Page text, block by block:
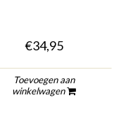
€34,95
Toevoegen aan
winkelwagen